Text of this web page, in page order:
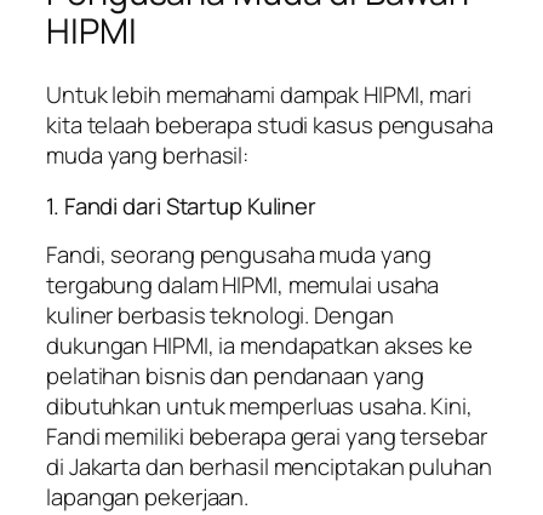
HIPMI
Untuk lebih memahami dampak HIPMI, mari
kita telaah beberapa studi kasus pengusaha
muda yang berhasil:
1. Fandi dari Startup Kuliner
Fandi, seorang pengusaha muda yang
tergabung dalam HIPMI, memulai usaha
kuliner berbasis teknologi. Dengan
dukungan HIPMI, ia mendapatkan akses ke
pelatihan bisnis dan pendanaan yang
dibutuhkan untuk memperluas usaha. Kini,
Fandi memiliki beberapa gerai yang tersebar
di Jakarta dan berhasil menciptakan puluhan
lapangan pekerjaan.